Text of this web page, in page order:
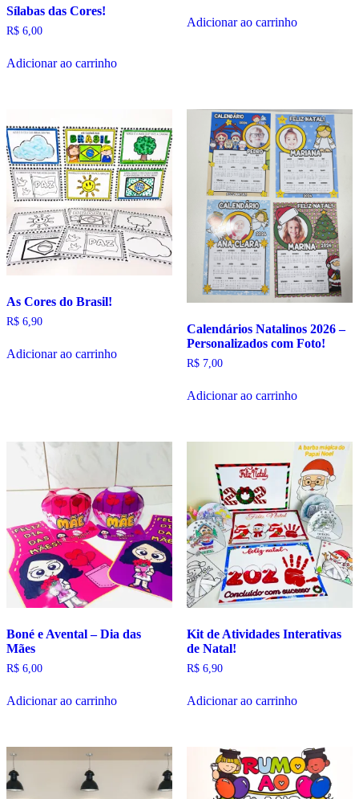
Sílabas das Cores!
R$ 6,00
Adicionar ao carrinho
Adicionar ao carrinho
As Cores do Brasil!
R$ 6,90
Adicionar ao carrinho
Calendários Natalinos 2026 –
Personalizados com Foto!
R$7,00
Adicionar ao carrinho
Boné e Avental – Dia das
Mães
R$ 6,00
Adicionar ao carrinho
Kit de Atividades Interativas
de Natal!
R$6,90
Adicionar ao carrinho